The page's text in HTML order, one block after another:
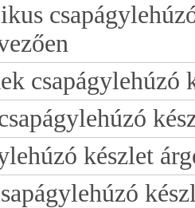
csapágylehúzó
készlet